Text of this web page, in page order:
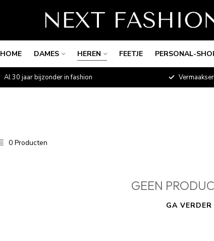
HOME DAMES HEREN FEETJE PERSONAL-
Al 30 jaar bijzonder in fashion
0 Producten
GEEN
GA